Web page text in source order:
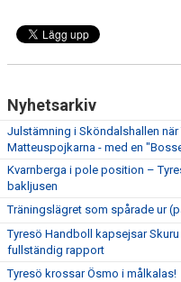
Nyhetsarkiv
Julstämning i Sköndalshallen
Matteuspojkarna - med en
Kvarnberga i pole position –
bakljusen
Träningslägret som spårade ur
Tyresö Handboll kapsejsar
fullständig rapport
Tyresö krossar Ösmo i målkalas!